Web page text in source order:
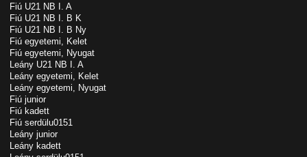
Fiú U21 NB I. A
Fiú U21 NB I. B K
Fiú U21 NB I. B Ny
Fiú egyetemi, Kelet
Fiú egyetemi, Nyugat
Leány U21 NB I. A
Leány egyetemi, Kelet
Leány egyetemi, Nyugat
Fiú junior
Fiú kadett
Fiú serdülu0151
Leány junior
Leány kadett